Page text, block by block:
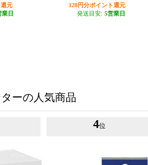
元
業日
128円分ポイント還元
発送目安: 5営業日
ーの人気商品
4位